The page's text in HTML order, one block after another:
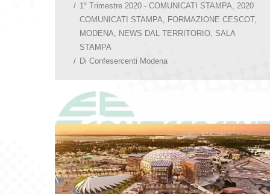
1° Trimestre 2020 - COMUNICATI STAMPA
2020
COMUNICATI STAMPA
FORMAZIONE CESCOT,
MODENA
NEWS DAL TERRITORIO SALA
STAMPA
Di Confesercenti Modena